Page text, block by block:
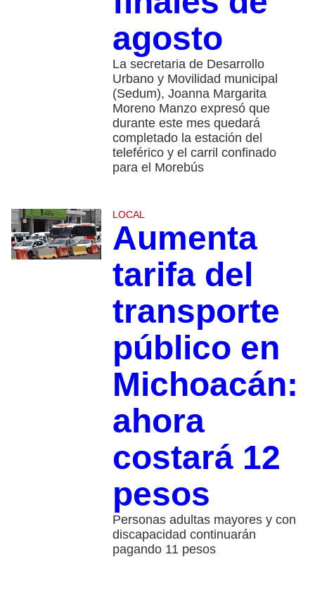
agosto
La secretaria de Desarrollo
Urbano y Movilidad municipal
(Sedum), Joanna Margarita
Moreno Manzo expresó que
durante este mes quedará
completado la estación del
teleférico y el carril confinado
para el Morebús
LOCAL
Aumenta
tarifa del
transporte
público en
Michoacán:
ahora
costará 12
pesos
Personas adultas mayores y con
discapacidad continuarán
pagando 11 pesos